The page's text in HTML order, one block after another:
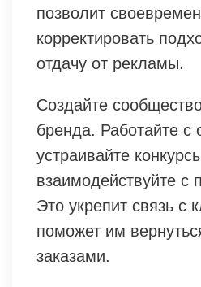
позволит
корректировать
отдачу от рекламы.
Создайте
бренда. Работайте с
устраивайте
взаимодействуйте с
Это укрепит связь с
поможет им
заказами.